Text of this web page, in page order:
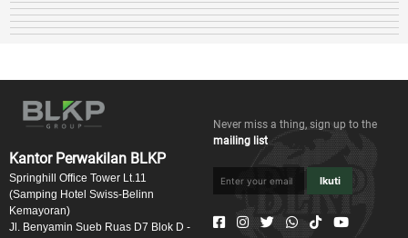
Kantor Perwakilan BLKP
Springhill Office Tower Lt.11
(Samping Hotel Swiss-Belinn
Kemayoran)
Jl. Benyamin Sueb Ruas D7 Blok D -
Never miss a thing, sign up to the
mailing list
Ikuti